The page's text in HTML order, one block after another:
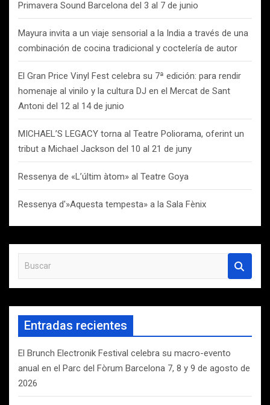
Primavera Sound Barcelona del 3 al 7 de junio
Mayura invita a un viaje sensorial a la India a través de una
combinación de cocina tradicional y coctelería de autor
El Gran Price Vinyl Fest celebra su 7ª edición: para rendir
homenaje al vinilo y la cultura DJ en el Mercat de Sant
Antoni del 12 al 14 de junio
MICHAEL’S LEGACY torna al Teatre Poliorama, oferint un
tribut a Michael Jackson del 10 al 21 de juny
Ressenya de «L’últim àtom» al Teatre Goya
Ressenya d'»Aquesta tempesta» a la Sala Fènix
s
c
r
Entradas recientes
El Brunch Electronik Festival celebra su macro-evento
anual en el Parc del Fòrum Barcelona 7, 8 y 9 de agosto de
2026